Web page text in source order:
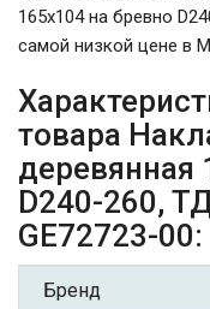
165х104 на бревно
самой низкой цене в
товара
деревянная
D240-260,
GE72723-00:
Бренд